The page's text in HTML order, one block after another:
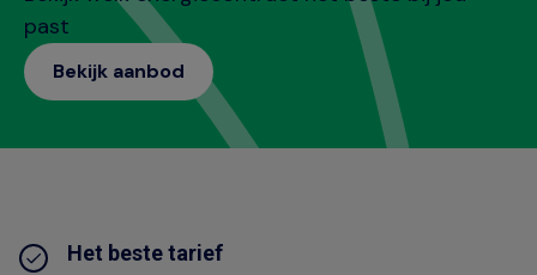
past
Bekijk aanbod
Het beste tarief